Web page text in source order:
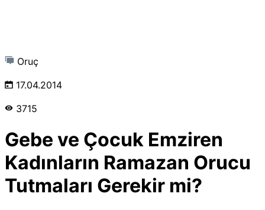
Oruç
17.04.2014
3715
Gebe ve Çocuk Emziren
Kadınların Ramazan Orucu
Tutmaları Gerekir mi?